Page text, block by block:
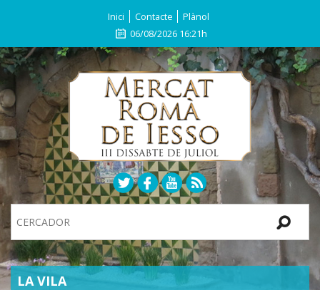
Inici Contacte
Plànol
06/08/2026 16:21h
Site
SECTIONS
LA VILA